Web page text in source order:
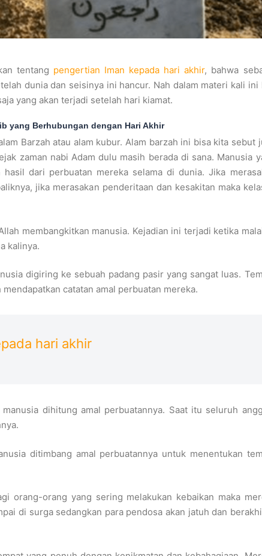
tentang pengertian Iman kepada hari akhir, bahwa
dunia dan seisinya ini hancur. Nah dalam materi kali ini
yang akan terjadi setelah hari kiamat.
yang Berhubungan dengan Hari Akhir
Barzah atau alam kubur. Alam barzah ini bisa kita sebut
zaman nabi Adam dulu masih berada di sana. Manusia
dari perbuatan mereka selama di dunia. Jika
jika merasakan penderitaan dan kesakitan maka
membangkitkan manusia. Kejadian ini terjadi ketika
kalinya.
digiring ke sebuah padang pasir yang sangat luas.
catatan amal perbuatan mereka.
hari akhir
dihitung amal perbuatannya. Saat itu seluruh
ditimbang amal perbuatannya untuk menentukan
orang-orang yang sering melakukan kebaikan maka
di surga sedangkan para pendosa akan jatuh dan